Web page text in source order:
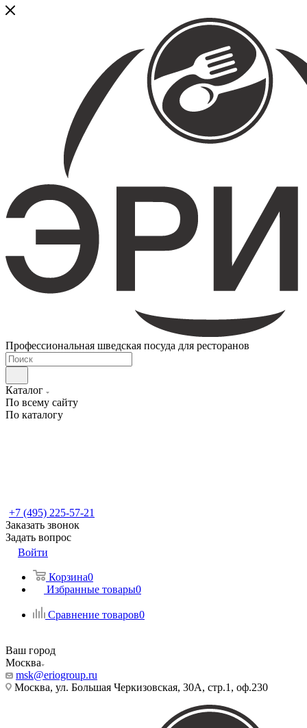
Профессиональная шведская посуда для ресторанов
Каталог
По всему сайту
По каталогу
+7 (495) 225-57-21
Заказать звонок
Задать вопрос
Войти
Корзина0
Избранные товары0
Сравнение товаров0
Ваш город
Москва
msk@eriogroup.ru
Москва, ул. Большая Черкизовская, 30А, стр.1, оф.230